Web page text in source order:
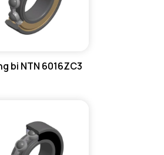
& vỏ
bi NTN 6016ZC3